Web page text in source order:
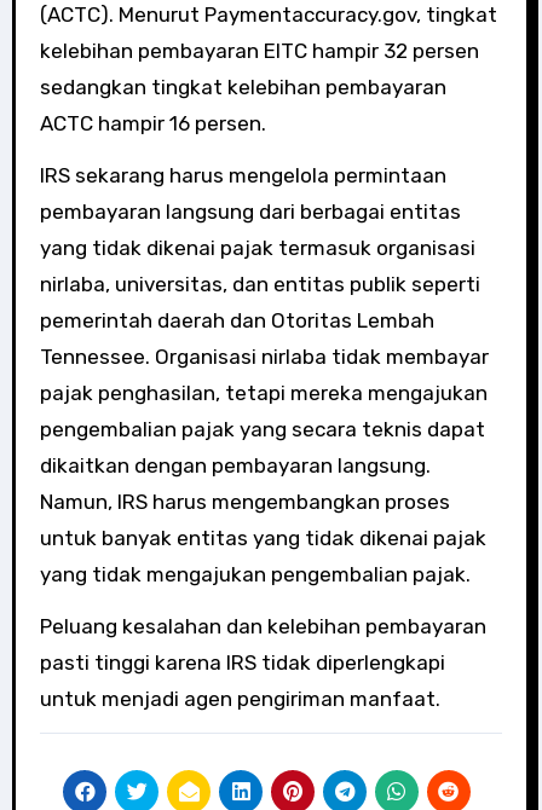
(ACTC). Menurut Paymentaccuracy.gov, tingkat
kelebihan pembayaran EITC hampir 32 persen
sedangkan tingkat kelebihan pembayaran
ACTC hampir 16 persen.
IRS sekarang harus mengelola permintaan
pembayaran langsung dari berbagai entitas
yang tidak dikenai pajak termasuk organisasi
nirlaba, universitas, dan entitas publik seperti
pemerintah daerah dan Otoritas Lembah
Tennessee. Organisasi nirlaba tidak membayar
pajak penghasilan, tetapi mereka mengajukan
pengembalian pajak yang secara teknis dapat
dikaitkan dengan pembayaran langsung.
Namun, IRS harus mengembangkan proses
untuk banyak entitas yang tidak dikenai pajak
yang tidak mengajukan pengembalian pajak.
Peluang kesalahan dan kelebihan pembayaran
pasti tinggi karena IRS tidak diperlengkapi
untuk menjadi agen pengiriman manfaat.